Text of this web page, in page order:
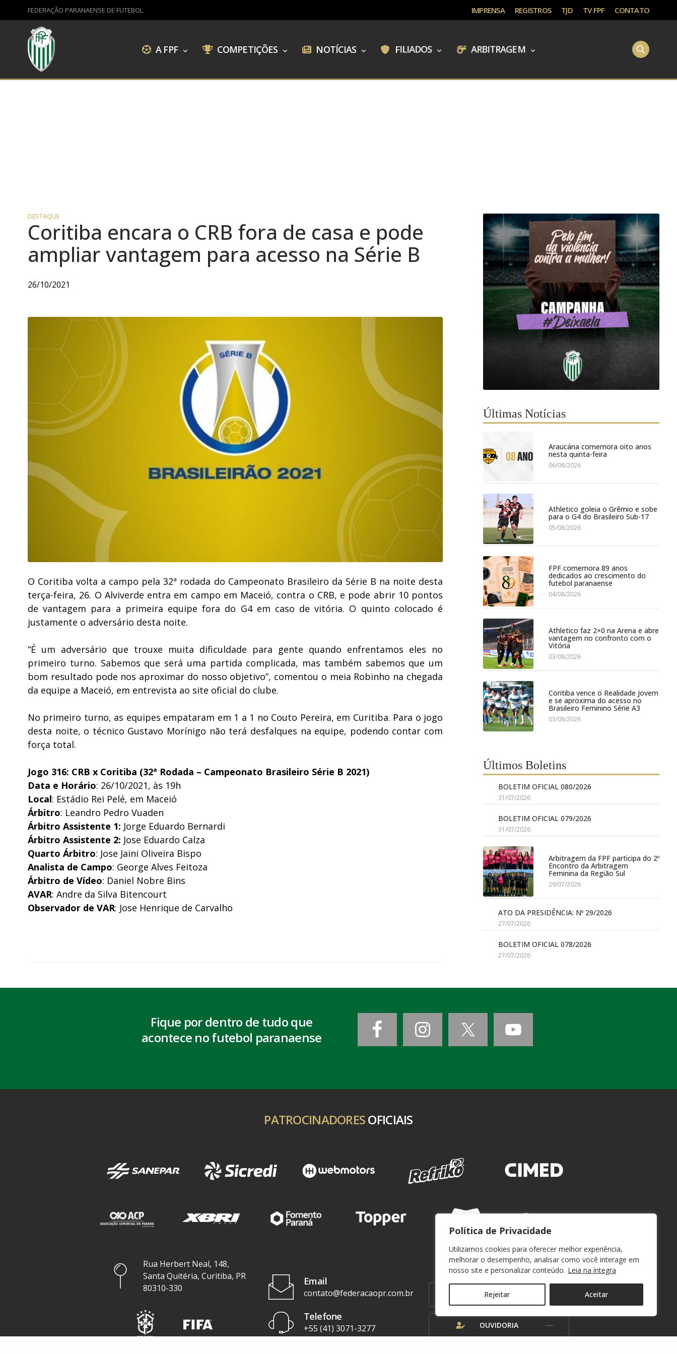
Política de Privacidade
Utilizamos cookies para oferecer melhor experiência,
melhorar o desempenho, analisar como você interage em
nosso site e personalizar conteúdo. Leia na íntegra
Rejeitar Aceitar
FEDERAÇÃO PARANAENSE DE FUTEBOL IMPRENSA REGISTROS TJD TV FPF CONTATO
A FPF COMPETIÇÕES NOTÍCIAS FILIADOS ARBITRAGEM
DESTAQUE
Coritiba encara o CRB fora de casa e pode
ampliar vantagem para acesso na Série B
26/10/2021
O Coritiba volta a campo pela 32ª rodada do Campeonato Brasileiro da Série B na noite desta
terça-feira, 26. O Alviverde entra em campo em Maceió, contra o CRB, e pode abrir 10 pontos
de vantagem para a primeira equipe fora do G4 em caso de vitória. O quinto colocado é
justamente o adversário desta noite.
“É um adversário que trouxe muita dificuldade para gente quando enfrentamos eles no
primeiro turno. Sabemos que será uma partida complicada, mas também sabemos que um
bom resultado pode nos aproximar do nosso objetivo”, comentou o meia Robinho na chegada
da equipe a Maceió, em entrevista ao site oficial do clube.
No primeiro turno, as equipes empataram em 1 a 1 no Couto Pereira, em Curitiba. Para o jogo
desta noite, o técnico Gustavo Morínigo não terá desfalques na equipe, podendo contar com
força total.
Jogo 316: CRB x Coritiba (32ª Rodada – Campeonato Brasileiro Série B 2021)
Data e Horário: 26/10/2021, às 19h
Local: Estádio Rei Pelé, em Maceió
Árbitro: Leandro Pedro Vuaden
Árbitro Assistente 1: Jorge Eduardo Bernardi
Árbitro Assistente 2: Jose Eduardo Calza
Quarto Árbitro: Jose Jaini Oliveira Bispo
Analista de Campo: George Alves Feitoza
Árbitro de Vídeo: Daniel Nobre Bins
AVAR: Andre da Silva Bitencourt
Observador de VAR: Jose Henrique de Carvalho
Últimas Notícias
Araucária comemora oito anos
nesta quinta-feira
06/08/2026
Athletico goleia o Grêmio e sobe
para o G4 do Brasileiro Sub-17
05/08/2026
FPF comemora 89 anos
dedicados ao crescimento do
futebol paranaense
04/08/2026
Athletico faz 2×0 na Arena e abre
vantagem no confronto com o
Vitória
03/08/2026
Coritiba vence o Realidade Jovem
e se aproxima do acesso no
Brasileiro Feminino Série A3
03/08/2026
Últimos Boletins
BOLETIM OFICIAL 080/2026
31/07/2026
BOLETIM OFICIAL 079/2026
31/07/2026
Arbitragem da FPF participa do 2º
Encontro da Arbitragem
Feminina da Região Sul
29/07/2026
ATO DA PRESIDÊNCIA: Nº 29/2026
27/07/2026
BOLETIM OFICIAL 078/2026
27/07/2026
Fique por dentro de tudo que
acontece no futebol paranaense
PATROCINADORESOFICIAIS
Rua Herbert Neal, 148,
Santa Quitéria, Curitiba, PR
80310-330
Email
contato@federacaopr.com.br
Telefone
+55 (41) 3071-3277
WEBMAIL
OUVIDORIA